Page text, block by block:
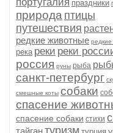
праздники
природа птицы
путешествия
редкие животные
река реки реки
россия руны рыба
санкт-петербург
смешные коты собаки
спасение
спасение собаки стихи
тайгантуризм